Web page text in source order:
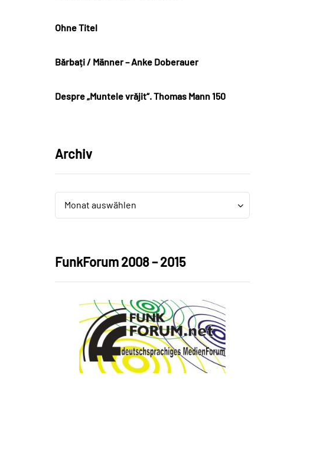
Ohne Titel
Bărbați / Männer – Anke Doberauer
Despre „Muntele vrăjit“. Thomas Mann 150
Archiv
Archiv
Monat auswählen
Archiv
FunkForum 2008 – 2015